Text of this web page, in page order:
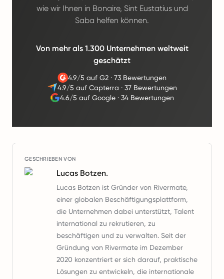
wie wir Ihnen in Bonaire, Sint Eustatius und
Saba helfen können.
Von mehr als 1.300 Unternehmen weltweit
geschätzt
4.9/5 auf G2· 73 Bewertungen
4.9/5 auf Capterra · 37 Bewertungen
4.6/5 auf Google ·34 Bewertungen
GESCHRIEBEN VON
Lucas Botzen.
Lucas Botzen ist Gründer von Rivermate,
einer globalen Beschäftigungsplattform,
die Unternehmen dabei unterstützt, Talent
international zu rekrutieren, zu
beschäftigen und zu verwalten. Seit der
Gründung von Rivermate im Dezember
2020 konzentriert er sich darauf, praktische
Lösungen zu entwickeln, die internationale